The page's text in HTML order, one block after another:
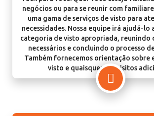
negócios ou para se reunir com
uma gama de serviços de visto para
necessidades. Nossa equipe irá ajudá-lo
categoria de visto apropriada, reunindo
necessários e concluindo o processo
Também fornecemos orientação sobre
visto e quaisquer requisitos